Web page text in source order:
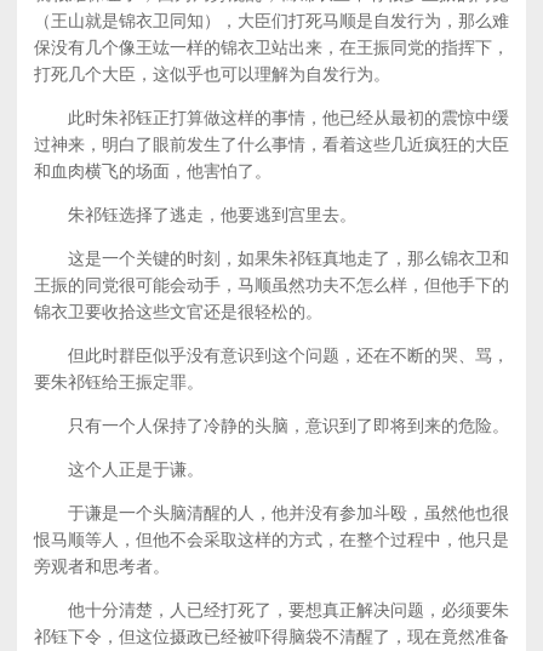
（王山就是锦衣卫同知），大臣们打死马顺是自发行为，那么难
保没有几个像王竑一样的锦衣卫站出来，在王振同党的指挥下，
打死几个大臣，这似乎也可以理解为自发行为。
此时朱祁钰正打算做这样的事情，他已经从最初的震惊中缓
过神来，明白了眼前发生了什么事情，看着这些几近疯狂的大臣
和血肉横飞的场面，他害怕了。
朱祁钰选择了逃走，他要逃到宫里去。
这是一个关键的时刻，如果朱祁钰真地走了，那么锦衣卫和
王振的同党很可能会动手，马顺虽然功夫不怎么样，但他手下的
锦衣卫要收拾这些文官还是很轻松的。
但此时群臣似乎没有意识到这个问题，还在不断的哭、骂，
要朱祁钰给王振定罪。
只有一个人保持了冷静的头脑，意识到了即将到来的危险。
这个人正是于谦。
于谦是一个头脑清醒的人，他并没有参加斗殴，虽然他也很
恨马顺等人，但他不会采取这样的方式，在整个过程中，他只是
旁观者和思考者。
他十分清楚，人已经打死了，要想真正解决问题，必须要朱
祁钰下令，但这位摄政已经被吓得脑袋不清醒了，现在竟然准备